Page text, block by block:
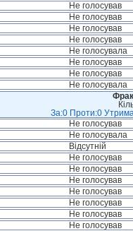
Не голосував
Не голосував
Не голосував
Не голосував
Не голосувала
Не голосував
Не голосував
Не голосувала
За:0 Проти:0
Не голосував
Не голосувала
Відсутній
Не голосував
Не голосував
Не голосував
Не голосував
Не голосував
Не голосував
Не голосував